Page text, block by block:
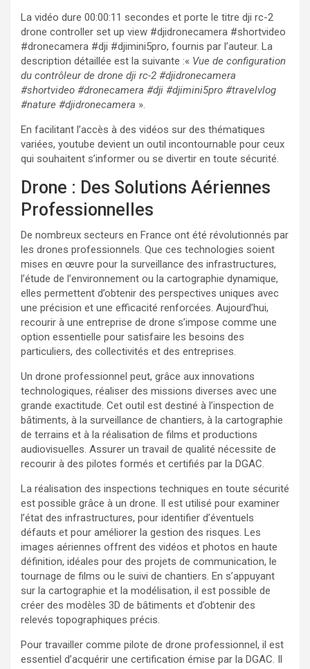
La vidéo dure 00:00:11 secondes et porte le titre dji rc-2
drone controller set up view #djidronecamera #shortvideo
#dronecamera #dji #djimini5pro, fournis par l’auteur. La
description détaillée est la suivante :« Vue de configuration
du contrôleur de drone dji rc-2 #djidronecamera
#shortvideo #dronecamera #dji #djimini5pro #travelvlog
#nature #djidronecamera ».
En facilitant l’accès à des vidéos sur des thématiques
variées, youtube devient un outil incontournable pour ceux
qui souhaitent s’informer ou se divertir en toute sécurité.
Drone : Des Solutions Aériennes
Professionnelles
De nombreux secteurs en France ont été révolutionnés par
les drones professionnels. Que ces technologies soient
mises en œuvre pour la surveillance des infrastructures,
l’étude de l’environnement ou la cartographie dynamique,
elles permettent d’obtenir des perspectives uniques avec
une précision et une efficacité renforcées. Aujourd’hui,
recourir à une entreprise de drone s’impose comme une
option essentielle pour satisfaire les besoins des
particuliers, des collectivités et des entreprises.
Un drone professionnel peut, grâce aux innovations
technologiques, réaliser des missions diverses avec une
grande exactitude. Cet outil est destiné à l’inspection de
bâtiments, à la surveillance de chantiers, à la cartographie
de terrains et à la réalisation de films et productions
audiovisuelles. Assurer un travail de qualité nécessite de
recourir à des pilotes formés et certifiés par la DGAC.
La réalisation des inspections techniques en toute sécurité
est possible grâce à un drone. Il est utilisé pour examiner
l’état des infrastructures, pour identifier d’éventuels
défauts et pour améliorer la gestion des risques. Les
images aériennes offrent des vidéos et photos en haute
définition, idéales pour des projets de communication, le
tournage de films ou le suivi de chantiers. En s’appuyant
sur la cartographie et la modélisation, il est possible de
créer des modèles 3D de bâtiments et d’obtenir des
relevés topographiques précis.
Pour travailler comme pilote de drone professionnel, il est
essentiel d’acquérir une certification émise par la DGAC. Il